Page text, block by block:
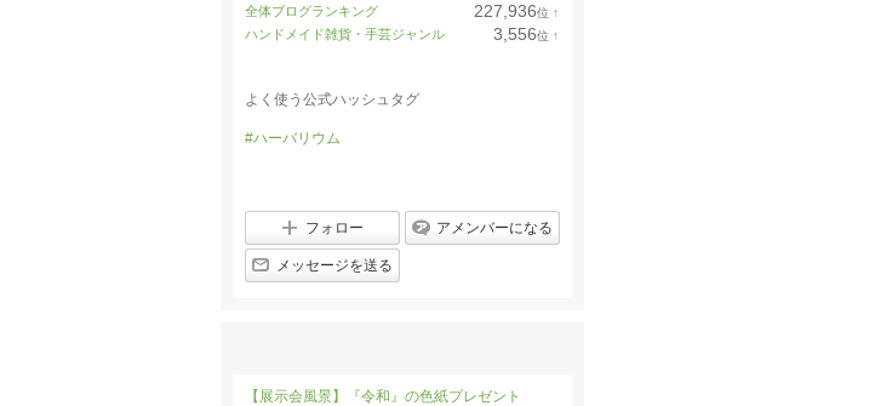
全体ブログランキング 227,936位 ↑
ハンドメイド雑貨・手芸ジャンル 3,556位 ↑
よく使う公式ハッシュタグ
#ハーバリウム
フォロー アメンバーになる
メッセージを送る
【展示会風景】『令和』の色紙プレゼント